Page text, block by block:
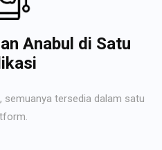
Anabul di Satu
semuanya tersedia dalam satu